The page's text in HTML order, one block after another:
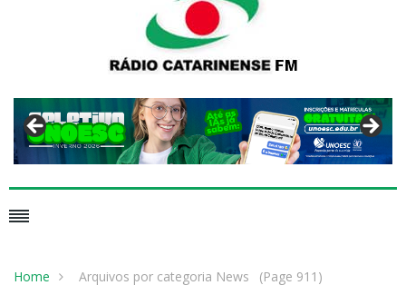
Home Arquivos por categoria News (Page 911)